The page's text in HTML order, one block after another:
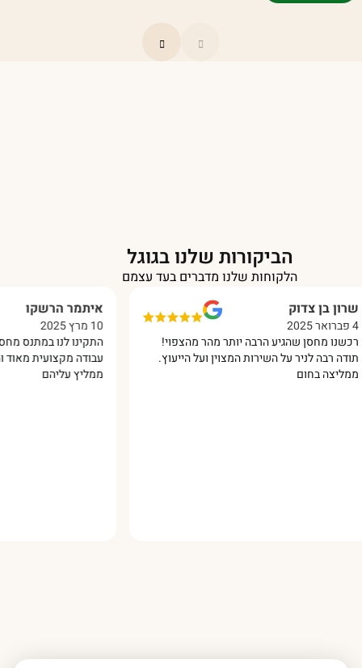
היה:
הוא:
הביקורות שלנו בגוגל
הלקוחות שלנו מדברים בעד עצמם
צדוק
מחסן שהגיע הרבה יותר מהר מהצפוי!
לניר על השירות המצוין ועל הייעוץ.
בחום
איתמר הרשקו
התקינו לנו במתנס מחסן
עבודה מקצועית מאוד והכל
ממליץ עליהם